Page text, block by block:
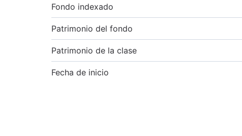
Fondo indexado
Patrimonio del fondo
Patrimonio de la clase
Fecha de inicio